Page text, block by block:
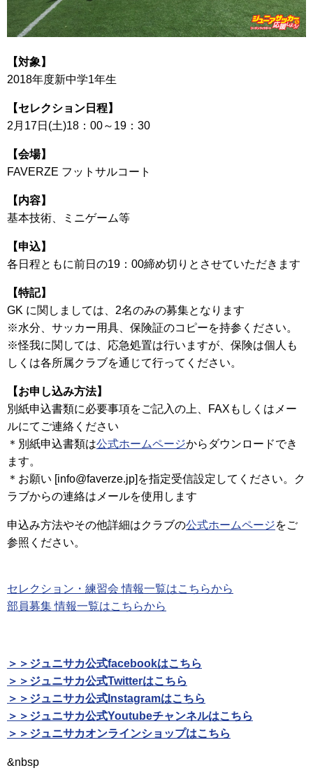
【対象】
2018年度新中学1年生
【セレクション日程】
2月17日(土)18：00～19：30
【会場】
FAVERZE フットサルコート
【内容】
基本技術、ミニゲーム等
【申込】
各日程ともに前日の19：00締め切りとさせていただきます
【特記】
GK に関しましては、2名のみの募集となります
※水分、サッカー用具、保険証のコピーを持参ください。
※怪我に関しては、応急処置は行いますが、保険は個人も
しくは各所属クラブを通じて行ってください。
【お申し込み方法】
別紙申込書類に必要事項をご記入の上、FAXもしくはメー
ルにてご連絡ください
＊別紙申込書類は公式ホームページからダウンロードでき
ます。
＊お願い [info@faverze.jp]を指定受信設定してください。ク
ラブからの連絡はメールを使用します
申込み方法やその他詳細はクラブの公式ホームページをご
参照ください。
セレクション・練習会 情報一覧はこちらから
部員募集 情報一覧はこちらから
＞＞ジュニサカ公式facebookはこちら
＞＞ジュニサカ公式Twitterはこちら
＞＞ジュニサカ公式Instagramはこちら
＞＞ジュニサカ公式Youtubeチャンネルはこちら
＞＞ジュニサカオンラインショップはこちら
&nbsp